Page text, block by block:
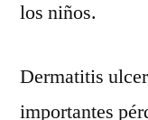
los niños.
Dermatitis
importantes